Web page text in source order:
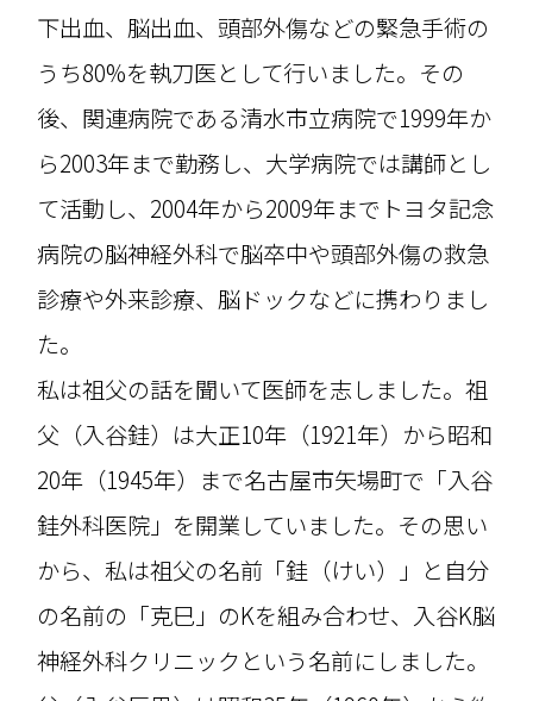
下出血、脳出血、頭部外傷などの緊急手術の
うち80%を執刀医として行いました。その
後、関連病院である清水市立病院で1999年か
ら2003年まで勤務し、大学病院では講師とし
て活動し、2004年から2009年までトヨタ記念
病院の脳神経外科で脳卒中や頭部外傷の救急
診療や外来診療、脳ドックなどに携わりまし
た。
私は祖父の話を聞いて医師を志しました。祖
父（入谷銈）は大正10年（1921年）から昭和
20年（1945年）まで名古屋市矢場町で「入谷
銈外科医院」を開業していました。その思い
から、私は祖父の名前「銈（けい）」と自分
の名前の「克巳」のKを組み合わせ、入谷K脳
神経外科クリニックという名前にしました。